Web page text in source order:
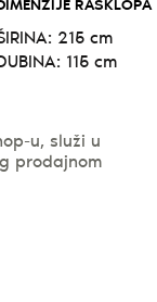
RASKLOPA
215 cm
115 cm
u, služi u
prodajnom